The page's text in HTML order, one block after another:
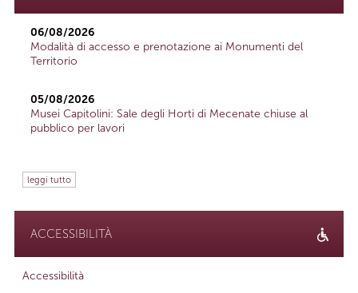
06/08/2026
Modalità di accesso e prenotazione ai Monumenti del
Territorio
05/08/2026
Musei Capitolini: Sale degli Horti di Mecenate chiuse al
pubblico per lavori
leggi tutto
ACCESSIBILITÀ
Accessibilità